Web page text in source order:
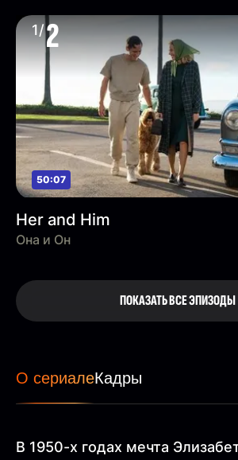
1/2
50:07
Her and Him
Она и Он
ПОКАЗАТЬ ВСЕ ЭПИЗОДЫ
О сериалеКадры
В 1950-х годах мечта